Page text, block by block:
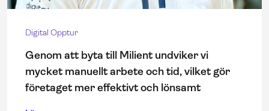
Digital Opptur
Genom att byta till Milient undviker vi
mycket manuellt arbete och tid, vilket gör
företaget mer effektivt och lönsamt